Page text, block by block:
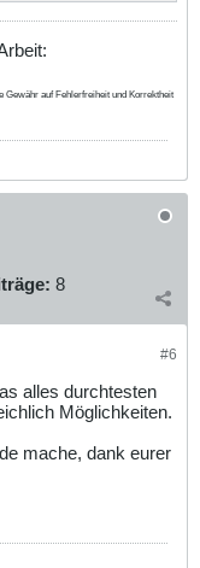
Gewähr auf Fehlerfreiheit und Korrektheit
8
#6
alles durchtesten
Möglichkeiten.
mache, dank eurer